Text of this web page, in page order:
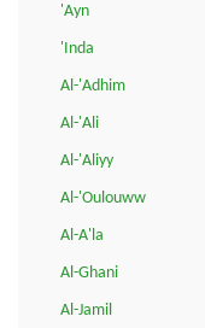
'Ayn
'Inda
Al-'Adhim
Al-'Ali
Al-'Aliyy
Al-'Oulouww
Al-A'la
Al-Ghani
Al-Jamil